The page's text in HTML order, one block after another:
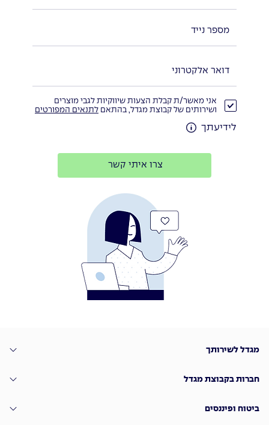
אני מאשר/ת קבלת הצעות שיווקיות לגבי מוצרים
ושירותים של קבוצת מגדל, בהתאם לתנאים המפורטים
לידיעתך
צרו איתי קשר
מגדל לשירותך
חברות בקבוצת מגדל
ביטוח ופיננסים